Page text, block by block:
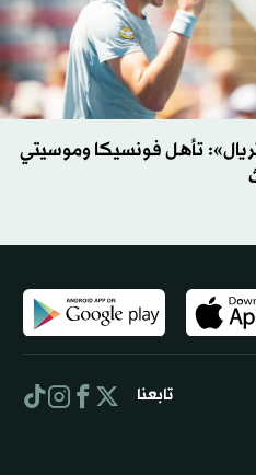
تأهل فونسيكا وموسيتي
تابعنا